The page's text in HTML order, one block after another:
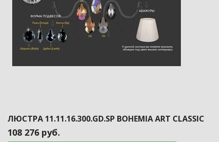
ЛЮСТРА 11.11.16.300.GD.SP BOHEMIA ART CLASSIC
108 276 руб.